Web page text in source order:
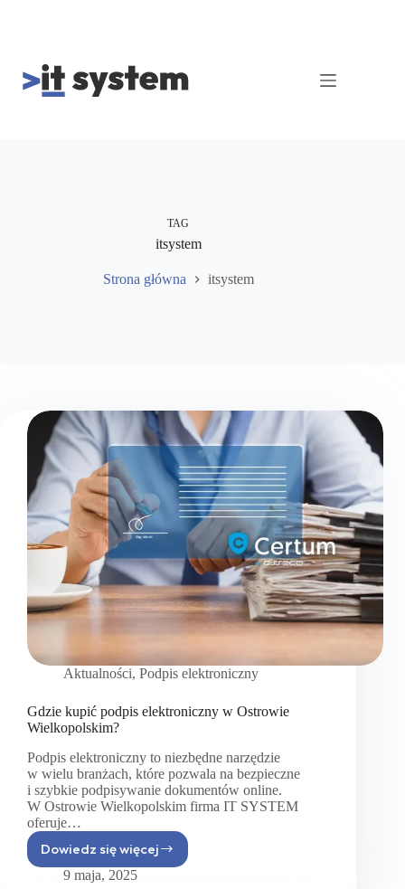
TAG
itsystem
Strona główna itsystem
Aktualności, Podpis elektroniczny
Gdzie kupić podpis elektroniczny w Ostrowie
Wielkopolskim?
Podpis elektroniczny to niezbędne narzędzie
w wielu branżach, które pozwala na bezpieczne
i szybkie podpisywanie dokumentów online.
W Ostrowie Wielkopolskim firma IT SYSTEM
oferuje…
Dowiedz się więcej
Gdzie
kupić
9 maja, 2025